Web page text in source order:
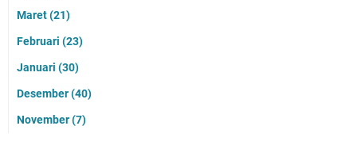
Maret(21)
Februari (23)
Januari (30)
Desember(40)
November(7)